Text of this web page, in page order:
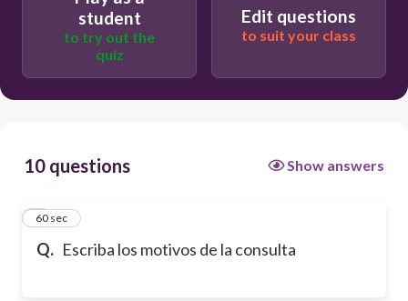
student
to try out the
quiz
Edit questions
to suit your class
10 questions Show answers
Q. Escriba los motivos de la consulta
160 sec